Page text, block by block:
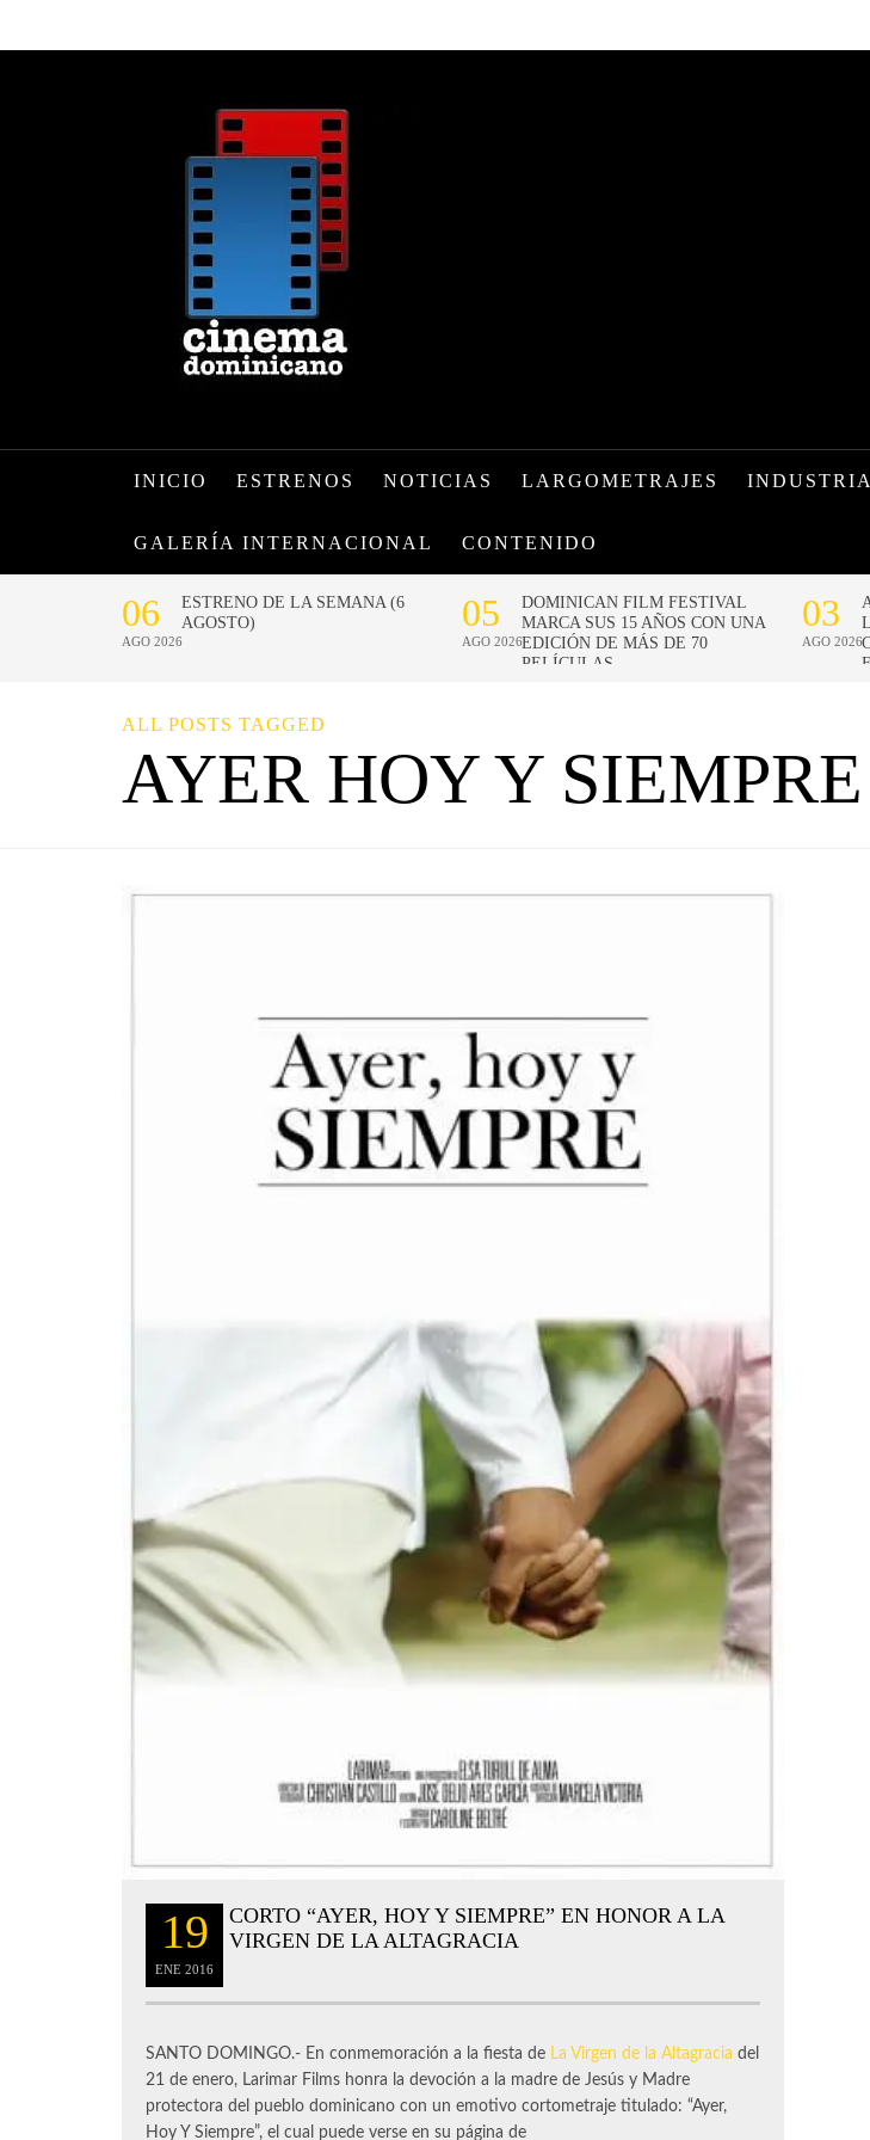
INICIO ESTRENOS NOTICIAS LARGOMETRAJES INDUSTRIA
GALERÍA INTERNACIONAL CONTENIDO
ALL POSTS TAGGED
AYER HOY Y SIEMPRE
19
ENE 2016
CORTO “AYER, HOY Y SIEMPRE” EN HONOR A LA
VIRGEN DE LA ALTAGRACIA
SANTO DOMINGO.- En conmemoración a la fiesta de La Virgen de la Altagracia del
21 de enero, Larimar Films honra la devoción a la madre de Jesús y Madre
protectora del pueblo dominicano con un emotivo cortometraje titulado: “Ayer,
Hoy Y Siempre”, el cual puede verse en su página de